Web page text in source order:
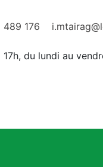
489 176
du lundi au